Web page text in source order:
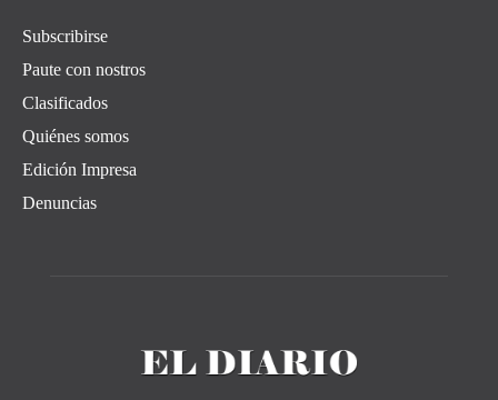
Subscribirse
Paute con nostros
Clasificados
Quiénes somos
Edición Impresa
Denuncias